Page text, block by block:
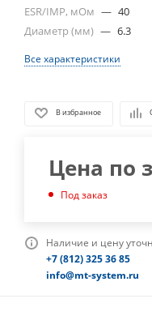
ESR/IMP, мОм — 40
Диаметр (мм) — 6.3
Все характеристики
В избранное
Цена по
Под заказ
Наличие и цену
+7 (812) 325 36 85
info@mt-system.ru